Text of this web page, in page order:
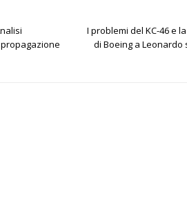
i
d
I problemi del KC-46 e
di Boeing a Leonardo